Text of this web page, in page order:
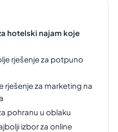
hotelski najam koje
rješenje za potpuno
rješenje za marketing na
pohranu u oblaku
izbor za online